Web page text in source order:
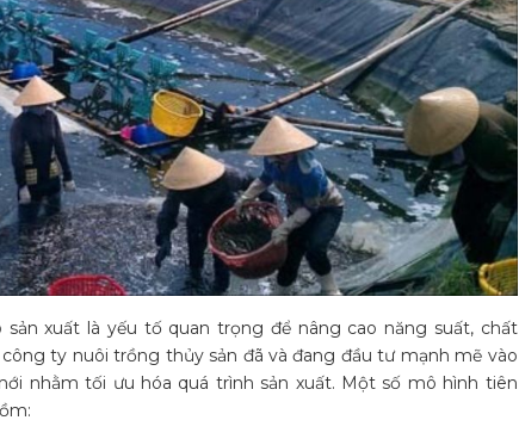
xuất là yếu tố quan trọng để nâng cao năng suất, chất
ty nuôi trồng thủy sản đã và đang đầu tư mạnh mẽ vào
nhằm tối ưu hóa quá trình sản xuất. Một số mô hình tiên